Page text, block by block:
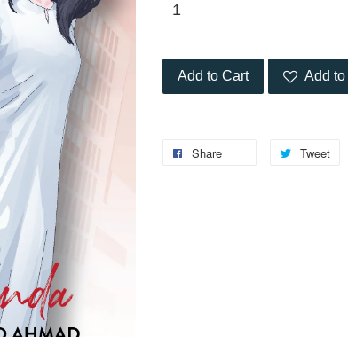
Add to Cart Add
Share Tweet